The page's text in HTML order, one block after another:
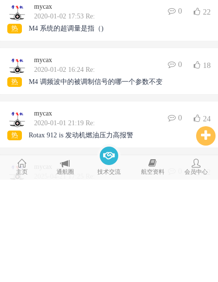
mycax
2020-01-02 17:53 Re:
0 22
热 M4 系统的超调量是指（)
mycax
2020-01-02 16:24 Re:
0 18
热 M4 调频波中的被调制信号的哪一个参数不变
mycax
2020-01-01 21:19 Re:
0 24
热 Rotax 912 is 发动机燃油压力高报警
2025-04-21 17:25 Re:
12
主页 通航圈 技术交流 航空资料 会员中心